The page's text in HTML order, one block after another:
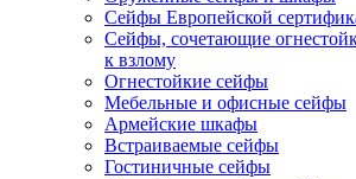
Сейфы Европейской
Сейфы, сочетающие
к взлому
Огнестойкие сейфы
Мебельные и офисные сейфы
Армейские шкафы
Встраиваемые сейфы
Гостиничные сейфы